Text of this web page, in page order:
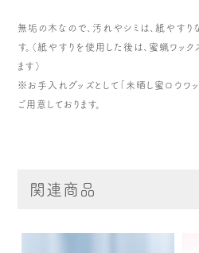
無垢の木なので、汚れやシミは、紙やすり
す。（紙やすりを使用した後は、蜜蝋ワッ
ます）
※お手入れグッズとして「未晒し蜜ロウワ
ご用意しております。
関連商品